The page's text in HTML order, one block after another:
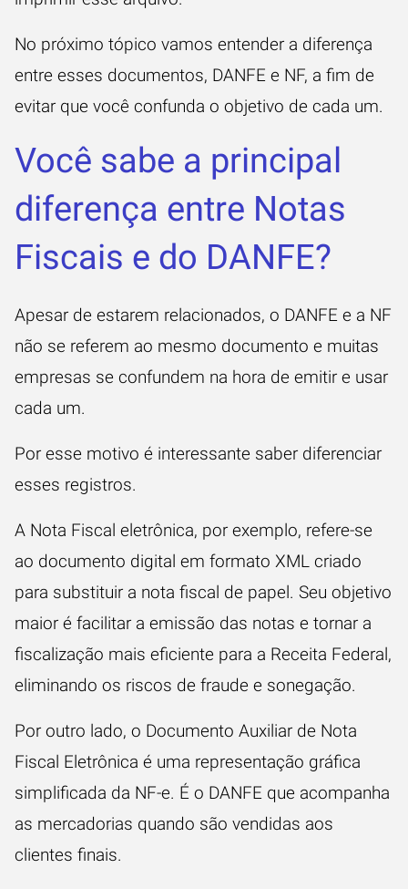
No próximo tópico vamos entender a diferença
entre esses documentos, DANFE e NF, a fim de
evitar que você confunda o objetivo de cada um.
Você sabe a principal
diferença entre Notas
Fiscais e do DANFE?
Apesar de estarem relacionados, o DANFE e a NF
não se referem ao mesmo documento e muitas
empresas se confundem na hora de emitir e usar
cada um.
Por esse motivo é interessante saber diferenciar
esses registros.
A Nota Fiscal eletrônica, por exemplo, refere-se
ao documento digital em formato XML criado
para substituir a nota fiscal de papel. Seu objetivo
maior é facilitar a emissão das notas e tornar a
fiscalização mais eficiente para a Receita Federal,
eliminando os riscos de fraude e sonegação.
Por outro lado, o Documento Auxiliar de Nota
Fiscal Eletrônica é uma representação gráfica
simplificada da NF-e. É o DANFE que acompanha
as mercadorias quando são vendidas aos
clientes finais.